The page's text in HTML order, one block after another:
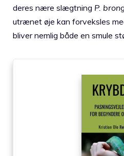
deres nære slægtning P.
utrænet øje kan forveksles
bliver nemlig både en smule